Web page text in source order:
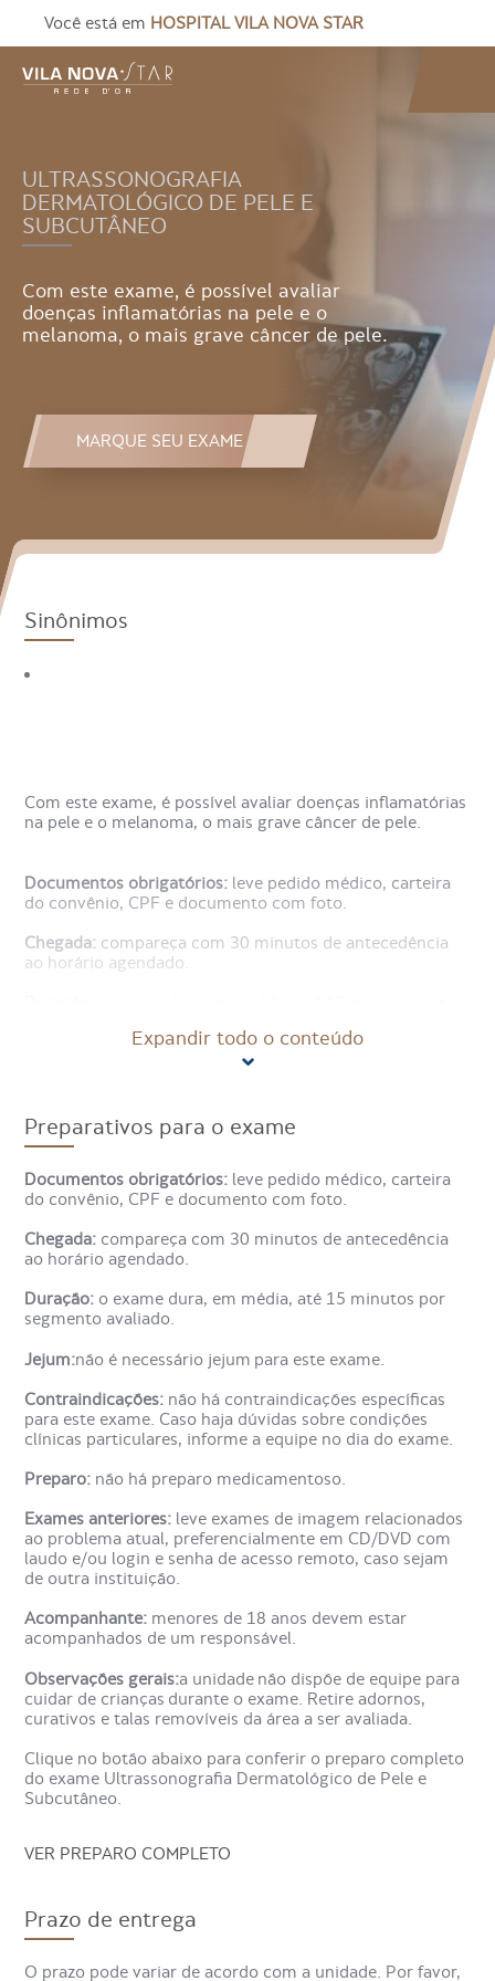
Você está em HOSPITAL VILA NOVA STAR
ULTRASSONOGRAFIA
DERMATOLÓGICO DE PELE E
SUBCUTÂNEO
Com este exame, é possível avaliar
doenças inflamatórias na pele e o
melanoma, o mais grave câncer de pele.
MARQUE SEU EXAME
Sinônimos
Com este exame, é possível avaliar doenças inflamatórias
na pele e o melanoma, o mais grave câncer de pele.
Documentos obrigatórios: leve pedido médico, carteira
do convênio, CPF e documento com foto.
Chegada: compareça com 30 minutos de antecedência
ao horário agendado.
não é necessário jejum para este exame.
para este exame. Caso haja dúvidas sobre condições
clínicas particulares, informe a equipe no dia do exame.
Preparo:não há preparo medicamentoso.
ao problema atual, preferencialmente em CD/DVD com
laudo e/ou login e senha de acesso remoto, caso sejam
Acompanhante:menores de 18 anos devem estar
cuidar de crianças durante o exame. Retire adornos,
curativos e talas removíveis da área a ser avaliada.
do exame Ultrassonografia Dermatológico de Pele e
Expandir todo o conteúdo
Preparativos para o exame
Documentos obrigatórios: leve pedido médico, carteira
do convênio, CPF e documento com foto.
Chegada: compareça com 30 minutos de antecedência
ao horário agendado.
Duração: o exame dura, em média, até 15 minutos por
segmento avaliado.
Jejum:não é necessário jejum para este exame.
Contraindicações: não há contraindicações específicas
para este exame. Caso haja dúvidas sobre condições
clínicas particulares, informe a equipe no dia do exame.
Preparo: não há preparo medicamentoso.
Exames anteriores: leve exames de imagem relacionados
ao problema atual, preferencialmente em CD/DVD com
laudo e/ou login e senha de acesso remoto, caso sejam
de outra instituição.
Acompanhante: menores de 18 anos devem estar
acompanhados de um responsável.
Observações gerais:a unidade não dispõe de equipe para
cuidar de crianças durante o exame. Retire adornos,
curativos e talas removíveis da área a ser avaliada.
Clique no botão abaixo para conferir o preparo completo
do exame Ultrassonografia Dermatológico de Pele e
Subcutâneo.
VER PREPARO COMPLETO
Prazo de entrega
O prazo pode variar de acordo com a unidade. Por favor,